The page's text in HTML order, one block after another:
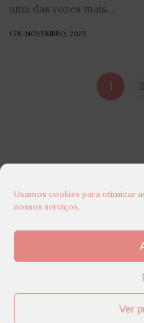
Usamos cookies para otimizar
nossos serviços.
Ver
uma das vozes mais...
1 DE NOVEMBRO, 2025
1 2